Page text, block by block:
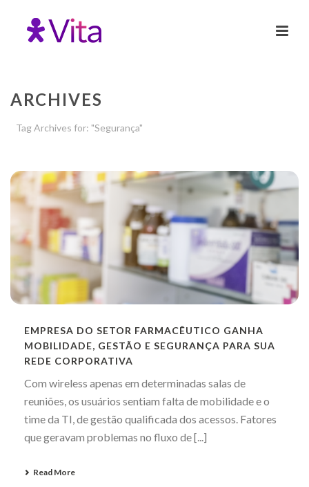
ARCHIVES
Tag Archives for: "Segurança"
EMPRESA DO SETOR FARMACÊUTICO GANHA
MOBILIDADE, GESTÃO E SEGURANÇA PARA SUA
REDE CORPORATIVA
Com wireless apenas em determinadas salas de
reuniões, os usuários sentiam falta de mobilidade e o
time da TI, de gestão qualificada dos acessos. Fatores
que geravam problemas no fluxo de [...]
Read More